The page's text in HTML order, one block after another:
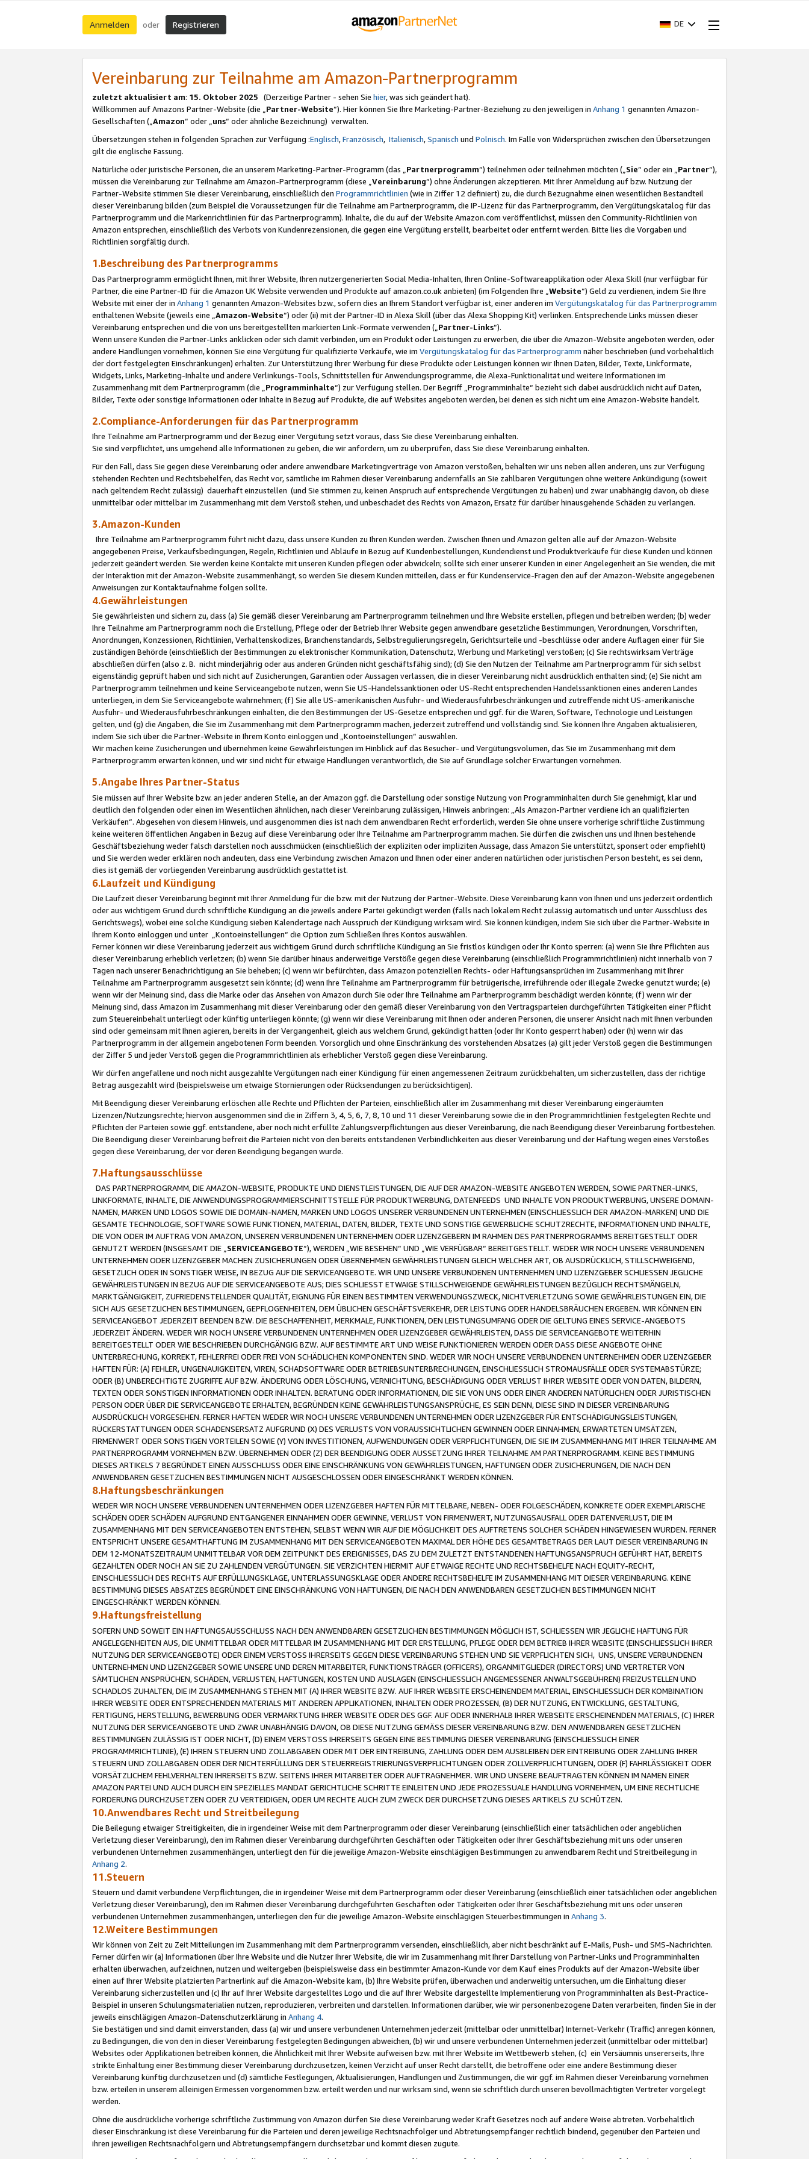
Anmelden oder Registrieren DE
Vereinbarung zur Teilnahme am Amazon-Partnerprogramm
zuletzt aktualisiert am: 15. Oktober 2025 (Derzeitige Partner - sehen Sie hier, was sich geändert hat).
Willkommen auf Amazons Partner-Website (die „Partner-Website“). Hier können Sie Ihre Marketing-Partner-Beziehung zu den jeweiligen in Anhang 1 genannten Amazon-
Gesellschaften („Amazon“ oder „uns“ oder ähnliche Bezeichnung) verwalten.
Übersetzungen stehen in folgenden Sprachen zur Verfügung :Englisch,Französisch, Italienisch,Spanisch und Polnisch. Im Falle von Widersprüchen zwischen den Übersetzungen
gilt die englische Fassung.
Natürliche oder juristische Personen, die an unserem Marketing-Partner-Programm (das „Partnerprogramm“) teilnehmen oder teilnehmen möchten („Sie“ oder ein „Partner“),
müssen die Vereinbarung zur Teilnahme am Amazon-Partnerprogramm (diese „Vereinbarung“) ohne Änderungen akzeptieren. Mit Ihrer Anmeldung auf bzw. Nutzung der
Partner-Website stimmen Sie dieser Vereinbarung, einschließlich den Programmrichtlinien (wie in Ziffer 12 definiert) zu, die durch Bezugnahme einen wesentlichen Bestandteil
dieser Vereinbarung bilden (zum Beispiel die Voraussetzungen für die Teilnahme am Partnerprogramm, die IP-Lizenz für das Partnerprogramm, den Vergütungskatalog für das
Partnerprogramm und die Markenrichtlinien für das Partnerprogramm). Inhalte, die du auf der Website Amazon.com veröffentlichst, müssen den Community-Richtlinien von
Amazon entsprechen, einschließlich des Verbots von Kundenrezensionen, die gegen eine Vergütung erstellt, bearbeitet oder entfernt werden. Bitte lies die Vorgaben und
Richtlinien sorgfältig durch.
1.Beschreibung des Partnerprogramms
Das Partnerprogramm ermöglicht Ihnen, mit Ihrer Website, Ihren nutzergenerierten Social Media-Inhalten, Ihren Online-Softwareapplikation oder Alexa Skill (nur verfügbar für
Partner, die eine Partner-ID für die Amazon UK Website verwenden und Produkte auf amazon.co.uk anbieten) (im Folgenden Ihre „ Website“) Geld zu verdienen, indem Sie Ihre
Website mit einer der in Anhang 1 genannten Amazon-Websites bzw., sofern dies an Ihrem Standort verfügbar ist, einer anderen im Vergütungskatalog für das Partnerprogramm
enthaltenen Website (jeweils eine „ Amazon-Website“) oder (ii) mit der Partner-ID in Alexa Skill (über das Alexa Shopping Kit) verlinken. Entsprechende Links müssen dieser
Vereinbarung entsprechen und die von uns bereitgestellten markierten Link-Formate verwenden („ Partner-Links“).
Wenn unsere Kunden die Partner-Links anklicken oder sich damit verbinden, um ein Produkt oder Leistungen zu erwerben, die über die Amazon-Website angeboten werden, oder
andere Handlungen vornehmen, können Sie eine Vergütung für qualifizierte Verkäufe, wie im Vergütungskatalog für das Partnerprogramm näher beschrieben (und vorbehaltlich
der dort festgelegten Einschränkungen) erhalten. Zur Unterstützung Ihrer Werbung für diese Produkte oder Leistungen können wir Ihnen Daten, Bilder, Texte, Linkformate,
Widgets, Links, Marketing-Inhalte und andere Verlinkungs-Tools, Schnittstellen für Anwendungsprogramme, die Alexa-Funktionalität und weitere Informationen im
Zusammenhang mit dem Partnerprogramm (die „ Programminhalte“) zur Verfügung stellen. Der Begriff „Programminhalte“ bezieht sich dabei ausdrücklich nicht auf Daten,
Bilder, Texte oder sonstige Informationen oder Inhalte in Bezug auf Produkte, die auf Websites angeboten werden, bei denen es sich nicht um eine Amazon-Website handelt.
2.Compliance-Anforderungen für das Partnerprogramm
Ihre Teilnahme am Partnerprogramm und der Bezug einer Vergütung setzt voraus, dass Sie diese Vereinbarung einhalten.
Sie sind verpflichtet, uns umgehend alle Informationen zu geben, die wir anfordern, um zu überprüfen, dass Sie diese Vereinbarung einhalten.
Für den Fall, dass Sie gegen diese Vereinbarung oder andere anwendbare Marketingverträge von Amazon verstoßen, behalten wir uns neben allen anderen, uns zur Verfügung
stehenden Rechten und Rechtsbehelfen, das Recht vor, sämtliche im Rahmen dieser Vereinbarung andernfalls an Sie zahlbaren Vergütungen ohne weitere Ankündigung (soweit
nach geltendem Recht zulässig) dauerhaft einzustellen (und Sie stimmen zu, keinen Anspruch auf entsprechende Vergütungen zu haben) und zwar unabhängig davon, ob diese
unmittelbar oder mittelbar im Zusammenhang mit dem Verstoß stehen, und unbeschadet des Rechts von Amazon, Ersatz für darüber hinausgehende Schäden zu verlangen.
3.Amazon-Kunden
Ihre Teilnahme am Partnerprogramm führt nicht dazu, dass unsere Kunden zu Ihren Kunden werden. Zwischen Ihnen und Amazon gelten alle auf der Amazon-Website
angegebenen Preise, Verkaufsbedingungen, Regeln, Richtlinien und Abläufe in Bezug auf Kundenbestellungen, Kundendienst und Produktverkäufe für diese Kunden und können
jederzeit geändert werden. Sie werden keine Kontakte mit unseren Kunden pflegen oder abwickeln; sollte sich einer unserer Kunden in einer Angelegenheit an Sie wenden, die mit
der Interaktion mit der Amazon-Website zusammenhängt, so werden Sie diesem Kunden mitteilen, dass er für Kundenservice-Fragen den auf der Amazon-Website angegebenen
Anweisungen zur Kontaktaufnahme folgen sollte.
4.Gewährleistungen
Sie gewährleisten und sichern zu, dass (a) Sie gemäß dieser Vereinbarung am Partnerprogramm teilnehmen und Ihre Website erstellen, pflegen und betreiben werden; (b) weder
Ihre Teilnahme am Partnerprogramm noch die Erstellung, Pflege oder der Betrieb Ihrer Website gegen anwendbare gesetzliche Bestimmungen, Verordnungen, Vorschriften,
Anordnungen, Konzessionen, Richtlinien, Verhaltenskodizes, Branchenstandards, Selbstregulierungsregeln, Gerichtsurteile und -beschlüsse oder andere Auflagen einer für Sie
zuständigen Behörde (einschließlich der Bestimmungen zu elektronischer Kommunikation, Datenschutz, Werbung und Marketing) verstoßen; (c) Sie rechtswirksam Verträge
abschließen dürfen (also z. B. nicht minderjährig oder aus anderen Gründen nicht geschäftsfähig sind); (d) Sie den Nutzen der Teilnahme am Partnerprogramm für sich selbst
eigenständig geprüft haben und sich nicht auf Zusicherungen, Garantien oder Aussagen verlassen, die in dieser Vereinbarung nicht ausdrücklich enthalten sind; (e) Sie nicht am
Partnerprogramm teilnehmen und keine Serviceangebote nutzen, wenn Sie US-Handelssanktionen oder US-Recht entsprechenden Handelssanktionen eines anderen Landes
unterliegen, in dem Sie Serviceangebote wahrnehmen; (f) Sie alle US-amerikanischen Ausfuhr- und Wiederausfuhrbeschränkungen und zutreffende nicht US-amerikanische
Ausfuhr- und Wiederausfuhrbeschränkungen einhalten, die den Bestimmungen der US-Gesetze entsprechen und ggf. für die Waren, Software, Technologie und Leistungen
gelten, und (g) die Angaben, die Sie im Zusammenhang mit dem Partnerprogramm machen, jederzeit zutreffend und vollständig sind. Sie können Ihre Angaben aktualisieren,
indem Sie sich über die Partner-Website in Ihrem Konto einloggen und „Kontoeinstellungen“ auswählen.
Wir machen keine Zusicherungen und übernehmen keine Gewährleistungen im Hinblick auf das Besucher- und Vergütungsvolumen, das Sie im Zusammenhang mit dem
Partnerprogramm erwarten können, und wir sind nicht für etwaige Handlungen verantwortlich, die Sie auf Grundlage solcher Erwartungen vornehmen.
5.Angabe Ihres Partner-Status
Sie müssen auf Ihrer Website bzw. an jeder anderen Stelle, an der Amazon ggf. die Darstellung oder sonstige Nutzung von Programminhalten durch Sie genehmigt, klar und
deutlich den folgenden oder einen im Wesentlichen ähnlichen, nach dieser Vereinbarung zulässigen, Hinweis anbringen: „Als Amazon-Partner verdiene ich an qualifizierten
Verkäufen“. Abgesehen von diesem Hinweis, und ausgenommen dies ist nach dem anwendbaren Recht erforderlich, werden Sie ohne unsere vorherige schriftliche Zustimmung
keine weiteren öffentlichen Angaben in Bezug auf diese Vereinbarung oder Ihre Teilnahme am Partnerprogramm machen. Sie dürfen die zwischen uns und Ihnen bestehende
Geschäftsbeziehung weder falsch darstellen noch ausschmücken (einschließlich der expliziten oder impliziten Aussage, dass Amazon Sie unterstützt, sponsert oder empfiehlt)
und Sie werden weder erklären noch andeuten, dass eine Verbindung zwischen Amazon und Ihnen oder einer anderen natürlichen oder juristischen Person besteht, es sei denn,
dies ist gemäß der vorliegenden Vereinbarung ausdrücklich gestattet ist.
6.Laufzeit und Kündigung
Die Laufzeit dieser Vereinbarung beginnt mit Ihrer Anmeldung für die bzw. mit der Nutzung der Partner-Website. Diese Vereinbarung kann von Ihnen und uns jederzeit ordentlich
oder aus wichtigem Grund durch schriftliche Kündigung an die jeweils andere Partei gekündigt werden (falls nach lokalem Recht zulässig automatisch und unter Ausschluss des
Gerichtswegs), wobei eine solche Kündigung sieben Kalendertage nach Ausspruch der Kündigung wirksam wird. Sie können kündigen, indem Sie sich über die Partner-Website in
Ihrem Konto einloggen und unter „Kontoeinstellungen“ die Option zum Schließen Ihres Kontos auswählen.
Ferner können wir diese Vereinbarung jederzeit aus wichtigem Grund durch schriftliche Kündigung an Sie fristlos kündigen oder Ihr Konto sperren: (a) wenn Sie Ihre Pflichten aus
dieser Vereinbarung erheblich verletzen; (b) wenn Sie darüber hinaus anderweitige Verstöße gegen diese Vereinbarung (einschließlich Programmrichtlinien) nicht innerhalb von 7
Tagen nach unserer Benachrichtigung an Sie beheben; (c) wenn wir befürchten, dass Amazon potenziellen Rechts- oder Haftungsansprüchen im Zusammenhang mit Ihrer
Teilnahme am Partnerprogramm ausgesetzt sein könnte; (d) wenn Ihre Teilnahme am Partnerprogramm für betrügerische, irreführende oder illegale Zwecke genutzt wurde; (e)
wenn wir der Meinung sind, dass die Marke oder das Ansehen von Amazon durch Sie oder Ihre Teilnahme am Partnerprogramm beschädigt werden könnte; (f) wenn wir der
Meinung sind, dass Amazon im Zusammenhang mit dieser Vereinbarung oder den gemäß dieser Vereinbarung von den Vertragsparteien durchgeführten Tätigkeiten einer Pflicht
zum Steuereinbehalt unterliegt oder künftig unterliegen könnte; (g) wenn wir diese Vereinbarung mit Ihnen oder anderen Personen, die unserer Ansicht nach mit Ihnen verbunden
sind oder gemeinsam mit Ihnen agieren, bereits in der Vergangenheit, gleich aus welchem Grund, gekündigt hatten (oder Ihr Konto gesperrt haben) oder (h) wenn wir das
Partnerprogramm in der allgemein angebotenen Form beenden. Vorsorglich und ohne Einschränkung des vorstehenden Absatzes (a) gilt jeder Verstoß gegen die Bestimmungen
der Ziffer 5 und jeder Verstoß gegen die Programmrichtlinien als erheblicher Verstoß gegen diese Vereinbarung.
Wir dürfen angefallene und noch nicht ausgezahlte Vergütungen nach einer Kündigung für einen angemessenen Zeitraum zurückbehalten, um sicherzustellen, dass der richtige
Betrag ausgezahlt wird (beispielsweise um etwaige Stornierungen oder Rücksendungen zu berücksichtigen).
Mit Beendigung dieser Vereinbarung erlöschen alle Rechte und Pflichten der Parteien, einschließlich aller im Zusammenhang mit dieser Vereinbarung eingeräumten
Lizenzen/Nutzungsrechte; hiervon ausgenommen sind die in Ziffern 3, 4, 5, 6, 7, 8, 10 und 11 dieser Vereinbarung sowie die in den Programmrichtlinien festgelegten Rechte und
Pflichten der Parteien sowie ggf. entstandene, aber noch nicht erfüllte Zahlungsverpflichtungen aus dieser Vereinbarung, die nach Beendigung dieser Vereinbarung fortbestehen.
Die Beendigung dieser Vereinbarung befreit die Parteien nicht von den bereits entstandenen Verbindlichkeiten aus dieser Vereinbarung und der Haftung wegen eines Verstoßes
gegen diese Vereinbarung, der vor deren Beendigung begangen wurde.
7.Haftungsausschlüsse
DAS PARTNERPROGRAMM, DIE AMAZON-WEBSITE, PRODUKTE UND DIENSTLEISTUNGEN, DIE AUF DER AMAZON-WEBSITE ANGEBOTEN WERDEN, SOWIE PARTNER-LINKS,
LINKFORMATE, INHALTE, DIE ANWENDUNGSPROGRAMMIERSCHNITTSTELLE FÜR PRODUKTWERBUNG, DATENFEEDS UND INHALTE VON PRODUKTWERBUNG, UNSERE DOMAIN-
NAMEN, MARKEN UND LOGOS SOWIE DIE DOMAIN-NAMEN, MARKEN UND LOGOS UNSERER VERBUNDENEN UNTERNEHMEN (EINSCHLIESSLICH DER AMAZON-MARKEN) UND DIE
GESAMTE TECHNOLOGIE, SOFTWARE SOWIE FUNKTIONEN, MATERIAL, DATEN, BILDER, TEXTE UND SONSTIGE GEWERBLICHE SCHUTZRECHTE, INFORMATIONEN UND INHALTE,
DIE VON ODER IM AUFTRAG VON AMAZON, UNSEREN VERBUNDENEN UNTERNEHMEN ODER LIZENZGEBERN IM RAHMEN DES PARTNERPROGRAMMS BEREITGESTELLT ODER
GENUTZT WERDEN (INSGESAMT DIE „ SERVICEANGEBOTE“), WERDEN „WIE BESEHEN“ UND „WIE VERFÜGBAR“ BEREITGESTELLT. WEDER WIR NOCH UNSERE VERBUNDENEN
UNTERNEHMEN ODER LIZENZGEBER MACHEN ZUSICHERUNGEN ODER ÜBERNEHMEN GEWÄHRLEISTUNGEN GLEICH WELCHER ART, OB AUSDRÜCKLICH, STILLSCHWEIGEND,
GESETZLICH ODER IN SONSTIGER WEISE, IN BEZUG AUF DIE SERVICEANGEBOTE. WIR UND UNSERE VERBUNDENEN UNTERNEHMEN UND LIZENZGEBER SCHLIESSEN JEGLICHE
GEWÄHRLEISTUNGEN IN BEZUG AUF DIE SERVICEANGEBOTE AUS; DIES SCHLIESST ETWAIGE STILLSCHWEIGENDE GEWÄHRLEISTUNGEN BEZÜGLICH RECHTSMÄNGELN,
MARKTGÄNGIGKEIT, ZUFRIEDENSTELLENDER QUALITÄT, EIGNUNG FÜR EINEN BESTIMMTEN VERWENDUNGSZWECK, NICHTVERLETZUNG SOWIE GEWÄHRLEISTUNGEN EIN, DIE
SICH AUS GESETZLICHEN BESTIMMUNGEN, GEPFLOGENHEITEN, DEM ÜBLICHEN GESCHÄFTSVERKEHR, DER LEISTUNG ODER HANDELSBRÄUCHEN ERGEBEN. WIR KÖNNEN EIN
SERVICEANGEBOT JEDERZEIT BEENDEN BZW. DIE BESCHAFFENHEIT, MERKMALE, FUNKTIONEN, DEN LEISTUNGSUMFANG ODER DIE GELTUNG EINES SERVICE-ANGEBOTS
JEDERZEIT ÄNDERN. WEDER WIR NOCH UNSERE VERBUNDENEN UNTERNEHMEN ODER LIZENZGEBER GEWÄHRLEISTEN, DASS DIE SERVICEANGEBOTE WEITERHIN
BEREITGESTELLT ODER WIE BESCHRIEBEN DURCHGÄNGIG BZW. AUF BESTIMMTE ART UND WEISE FUNKTIONIEREN WERDEN ODER DASS DIESE ANGEBOTE OHNE
UNTERBRECHUNG, KORREKT, FEHLERFREI ODER FREI VON SCHÄDLICHEN KOMPONENTEN SIND. WEDER WIR NOCH UNSERE VERBUNDENEN UNTERNEHMEN ODER LIZENZGEBER
HAFTEN FÜR: (A) FEHLER, UNGENAUIGKEITEN, VIREN, SCHADSOFTWARE ODER BETRIEBSUNTERBRECHUNGEN, EINSCHLIESSLICH STROMAUSFÄLLE ODER SYSTEMABSTÜRZE;
ODER (B) UNBERECHTIGTE ZUGRIFFE AUF BZW. ÄNDERUNG ODER LÖSCHUNG, VERNICHTUNG, BESCHÄDIGUNG ODER VERLUST IHRER WEBSITE ODER VON DATEN, BILDERN,
TEXTEN ODER SONSTIGEN INFORMATIONEN ODER INHALTEN. BERATUNG ODER INFORMATIONEN, DIE SIE VON UNS ODER EINER ANDEREN NATÜRLICHEN ODER JURISTISCHEN
PERSON ODER ÜBER DIE SERVICEANGEBOTE ERHALTEN, BEGRÜNDEN KEINE GEWÄHRLEISTUNGSANSPRÜCHE, ES SEIN DENN, DIESE SIND IN DIESER VEREINBARUNG
AUSDRÜCKLICH VORGESEHEN. FERNER HAFTEN WEDER WIR NOCH UNSERE VERBUNDENEN UNTERNEHMEN ODER LIZENZGEBER FÜR ENTSCHÄDIGUNGSLEISTUNGEN,
RÜCKERSTATTUNGEN ODER SCHADENSERSATZ AUFGRUND (X) DES VERLUSTS VON VORAUSSICHTLICHEN GEWINNEN ODER EINNAHMEN, ERWARTETEN UMSÄTZEN,
FIRMENWERT ODER SONSTIGEN VORTEILEN SOWIE (Y) VON INVESTITIONEN, AUFWENDUNGEN ODER VERPFLICHTUNGEN, DIE SIE IM ZUSAMMENHANG MIT IHRER TEILNAHME AM
PARTNERPROGRAMM VORNEHMEN BZW. ÜBERNEHMEN ODER (Z) DER BEENDIGUNG ODER AUSSETZUNG IHRER TEILNAHME AM PARTNERPROGRAMM. KEINE BESTIMMUNG
DIESES ARTIKELS 7 BEGRÜNDET EINEN AUSSCHLUSS ODER EINE EINSCHRÄNKUNG VON GEWÄHRLEISTUNGEN, HAFTUNGEN ODER ZUSICHERUNGEN, DIE NACH DEN
ANWENDBAREN GESETZLICHEN BESTIMMUNGEN NICHT AUSGESCHLOSSEN ODER EINGESCHRÄNKT WERDEN KÖNNEN.
8.Haftungsbeschränkungen
WEDER WIR NOCH UNSERE VERBUNDENEN UNTERNEHMEN ODER LIZENZGEBER HAFTEN FÜR MITTELBARE, NEBEN- ODER FOLGESCHÄDEN, KONKRETE ODER EXEMPLARISCHE
SCHÄDEN ODER SCHÄDEN AUFGRUND ENTGANGENER EINNAHMEN ODER GEWINNE, VERLUST VON FIRMENWERT, NUTZUNGSAUSFALL ODER DATENVERLUST, DIE IM
ZUSAMMENHANG MIT DEN SERVICEANGEBOTEN ENTSTEHEN, SELBST WENN WIR AUF DIE MÖGLICHKEIT DES AUFTRETENS SOLCHER SCHÄDEN HINGEWIESEN WURDEN. FERNER
ENTSPRICHT UNSERE GESAMTHAFTUNG IM ZUSAMMENHANG MIT DEN SERVICEANGEBOTEN MAXIMAL DER HÖHE DES GESAMTBETRAGS DER LAUT DIESER VEREINBARUNG IN
DEM 12-MONATSZEITRAUM UNMITTELBAR VOR DEM ZEITPUNKT DES EREIGNISSES, DAS ZU DEM ZULETZT ENTSTANDENEN HAFTUNGSANSPRUCH GEFÜHRT HAT, BEREITS
GEZAHLTEN ODER NOCH AN SIE ZU ZAHLENDEN VERGÜTUNGEN. SIE VERZICHTEN HIERMIT AUF ETWAIGE RECHTE UND RECHTSBEHELFE NACH EQUITY-RECHT,
EINSCHLIESSLICH DES RECHTS AUF ERFÜLLUNGSKLAGE, UNTERLASSUNGSKLAGE ODER ANDERE RECHTSBEHELFE IM ZUSAMMENHANG MIT DIESER VEREINBARUNG. KEINE
BESTIMMUNG DIESES ABSATZES BEGRÜNDET EINE EINSCHRÄNKUNG VON HAFTUNGEN, DIE NACH DEN ANWENDBAREN GESETZLICHEN BESTIMMUNGEN NICHT
EINGESCHRÄNKT WERDEN KÖNNEN.
9.Haftungsfreistellung
SOFERN UND SOWEIT EIN HAFTUNGSAUSSCHLUSS NACH DEN ANWENDBAREN GESETZLICHEN BESTIMMUNGEN MÖGLICH IST, SCHLIESSEN WIR JEGLICHE HAFTUNG FÜR
ANGELEGENHEITEN AUS, DIE UNMITTELBAR ODER MITTELBAR IM ZUSAMMENHANG MIT DER ERSTELLUNG, PFLEGE ODER DEM BETRIEB IHRER WEBSITE (EINSCHLIESSLICH IHRER
NUTZUNG DER SERVICEANGEBOTE) ODER EINEM VERSTOSS IHRERSEITS GEGEN DIESE VEREINBARUNG STEHEN UND SIE VERPFLICHTEN SICH, UNS, UNSERE VERBUNDENEN
UNTERNEHMEN UND LIZENZGEBER SOWIE UNSERE UND DEREN MITARBEITER, FUNKTIONSTRÄGER (OFFICERS), ORGANMITGLIEDER (DIRECTORS) UND VERTRETER VON
SÄMTLICHEN ANSPRÜCHEN, SCHÄDEN, VERLUSTEN, HAFTUNGEN, KOSTEN UND AUSLAGEN (EINSCHLIESSLICH ANGEMESSENER ANWALTSGEBÜHREN) FREIZUSTELLEN UND
SCHADLOS ZUHALTEN, DIE IM ZUSAMMENHANG STEHEN MIT (A) IHRER WEBSITE BZW. AUF IHRER WEBSITE ERSCHEINENDEM MATERIAL, EINSCHLIESSLICH DER KOMBINATION
IHRER WEBSITE ODER ENTSPRECHENDEN MATERIALS MIT ANDEREN APPLIKATIONEN, INHALTEN ODER PROZESSEN, (B) DER NUTZUNG, ENTWICKLUNG, GESTALTUNG,
FERTIGUNG, HERSTELLUNG, BEWERBUNG ODER VERMARKTUNG IHRER WEBSITE ODER DES GGF. AUF ODER INNERHALB IHRER WEBSEITE ERSCHEINENDEN MATERIALS, (C) IHRER
NUTZUNG DER SERVICEANGEBOTE UND ZWAR UNABHÄNGIG DAVON, OB DIESE NUTZUNG GEMÄSS DIESER VEREINBARUNG BZW. DEN ANWENDBAREN GESETZLICHEN
BESTIMMUNGEN ZULÄSSIG IST ODER NICHT, (D) EINEM VERSTOSS IHRERSEITS GEGEN EINE BESTIMMUNG DIESER VEREINBARUNG (EINSCHLIESSLICH EINER
PROGRAMMRICHTLINIE), (E) IHREN STEUERN UND ZOLLABGABEN ODER MIT DER EINTREIBUNG, ZAHLUNG ODER DEM AUSBLEIBEN DER EINTREIBUNG ODER ZAHLUNG IHRER
STEUERN UND ZOLLABGABEN ODER DER NICHTERFÜLLUNG DER STEUERREGISTRIERUNGSVERPFLICHTUNGEN ODER ZOLLVERPFLICHTUNGEN, ODER (F) FAHRLÄSSIGKEIT ODER
VORSÄTZLICHEM FEHLVERHALTEN IHRERSEITS BZW. SEITENS IHRER MITARBEITER ODER AUFTRAGNEHMER. WIR UND UNSERE BEAUFTRAGTEN KÖNNEN IM NAMEN EINER
AMAZON PARTEI UND AUCH DURCH EIN SPEZIELLES MANDAT GERICHTLICHE SCHRITTE EINLEITEN UND JEDE PROZESSUALE HANDLUNG VORNEHMEN, UM EINE RECHTLICHE
FORDERUNG DURCHZUSETZEN ODER ZU VERTEIDIGEN, ODER UM RECHTE AUCH ZUM ZWECK DER DURCHSETZUNG DIESES ARTIKELS ZU SCHÜTZEN.
10.Anwendbares Recht und Streitbeilegung
Die Beilegung etwaiger Streitigkeiten, die in irgendeiner Weise mit dem Partnerprogramm oder dieser Vereinbarung (einschließlich einer tatsächlichen oder angeblichen
Verletzung dieser Vereinbarung), den im Rahmen dieser Vereinbarung durchgeführten Geschäften oder Tätigkeiten oder Ihrer Geschäftsbeziehung mit uns oder unseren
verbundenen Unternehmen zusammenhängen, unterliegt den für die jeweilige Amazon-Website einschlägigen Bestimmungen zu anwendbarem Recht und Streitbeilegung in
Anhang 2.
11.Steuern
Steuern und damit verbundene Verpflichtungen, die in irgendeiner Weise mit dem Partnerprogramm oder dieser Vereinbarung (einschließlich einer tatsächlichen oder angeblichen
Verletzung dieser Vereinbarung), den im Rahmen dieser Vereinbarung durchgeführten Geschäften oder Tätigkeiten oder Ihrer Geschäftsbeziehung mit uns oder unseren
verbundenen Unternehmen zusammenhängen, unterliegen den für die jeweilige Amazon-Website einschlägigen Steuerbestimmungen in Anhang 3.
12.Weitere Bestimmungen
Wir können von Zeit zu Zeit Mitteilungen im Zusammenhang mit dem Partnerprogramm versenden, einschließlich, aber nicht beschränkt auf E-Mails, Push- und SMS-Nachrichten.
Ferner dürfen wir (a) Informationen über Ihre Website und die Nutzer Ihrer Website, die wir im Zusammenhang mit Ihrer Darstellung von Partner-Links und Programminhalten
erhalten überwachen, aufzeichnen, nutzen und weitergeben (beispielsweise dass ein bestimmter Amazon-Kunde vor dem Kauf eines Produkts auf der Amazon-Website über
einen auf Ihrer Website platzierten Partnerlink auf die Amazon-Website kam, (b) Ihre Website prüfen, überwachen und anderweitig untersuchen, um die Einhaltung dieser
Vereinbarung sicherzustellen und (c) Ihr auf Ihrer Website dargestelltes Logo und die auf Ihrer Website dargestellte Implementierung von Programminhalten als Best-Practice-
Beispiel in unseren Schulungsmaterialien nutzen, reproduzieren, verbreiten und darstellen. Informationen darüber, wie wir personenbezogene Daten verarbeiten, finden Sie in der
jeweils einschlägigen Amazon-Datenschutzerklärung in Anhang 4.
Sie bestätigen und sind damit einverstanden, dass (a) wir und unsere verbundenen Unternehmen jederzeit (mittelbar oder unmittelbar) Internet-Verkehr (Traffic) anregen können,
zu Bedingungen, die von den in dieser Vereinbarung festgelegten Bedingungen abweichen, (b) wir und unsere verbundenen Unternehmen jederzeit (unmittelbar oder mittelbar)
Websites oder Applikationen betreiben können, die Ähnlichkeit mit Ihrer Website aufweisen bzw. mit Ihrer Website im Wettbewerb stehen, (c) ein Versäumnis unsererseits, Ihre
strikte Einhaltung einer Bestimmung dieser Vereinbarung durchzusetzen, keinen Verzicht auf unser Recht darstellt, die betroffene oder eine andere Bestimmung dieser
Vereinbarung künftig durchzusetzen und (d) sämtliche Festlegungen, Aktualisierungen, Handlungen und Zustimmungen, die wir ggf. im Rahmen dieser Vereinbarung vornehmen
bzw. erteilen in unserem alleinigen Ermessen vorgenommen bzw. erteilt werden und nur wirksam sind, wenn sie schriftlich durch unseren bevollmächtigten Vertreter vorgelegt
werden.
Ohne die ausdrückliche vorherige schriftliche Zustimmung von Amazon dürfen Sie diese Vereinbarung weder Kraft Gesetzes noch auf andere Weise abtreten. Vorbehaltlich
dieser Einschränkung ist diese Vereinbarung für die Parteien und deren jeweilige Rechtsnachfolger und Abtretungsempfänger rechtlich bindend, gegenüber den Parteien und
ihren jeweiligen Rechtsnachfolgern und Abtretungsempfängern durchsetzbar und kommt diesen zugute.